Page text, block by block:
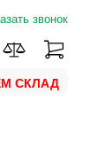
звонок
СКЛАД